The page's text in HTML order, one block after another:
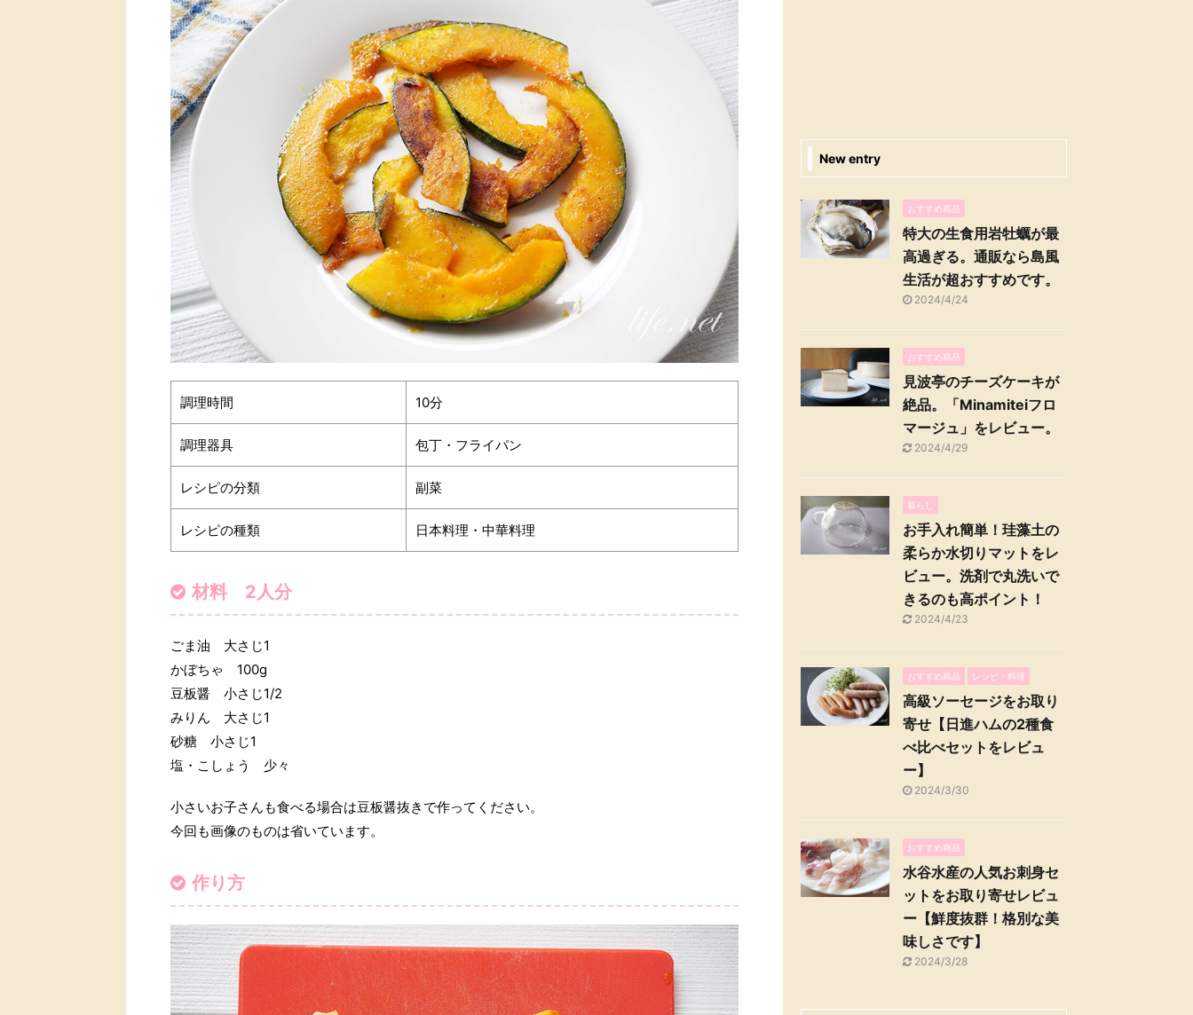
調理時間 10分
調理器具 包丁・フライパン
レシピの分類 副菜
レシピの種類 日本料理・中華料理
材料 2人分
ごま油 大さじ1
かぼちゃ 100g
豆板醤 小さじ1/2
みりん 大さじ1
砂糖 小さじ1
塩・こしょう 少々
小さいお子さんも食べる場合は豆板醤抜きで作ってください。
今回も画像のものは省いています。
作り方
New entry
おすすめ商品
特大の生食用岩牡蠣が最
高過ぎる。通販なら島風
生活が超おすすめです。
2024/4/24
おすすめ商品
見波亭のチーズケーキが
絶品。「Minamiteiフロ
マージュ」をレビュー。
2024/4/29
暮らし
お手入れ簡単！珪藻土の
柔らか水切りマットをレ
ビュー。洗剤で丸洗いで
きるのも高ポイント！
2024/4/23
おすすめ商品 レシピ・料理
高級ソーセージをお取り
寄せ【日進ハムの2種食
べ比べセットをレビュ
ー】
2024/3/30
おすすめ商品
水谷水産の人気お刺身セ
ットをお取り寄せレビュ
ー【鮮度抜群！格別な美
味しさです】
2024/3/28